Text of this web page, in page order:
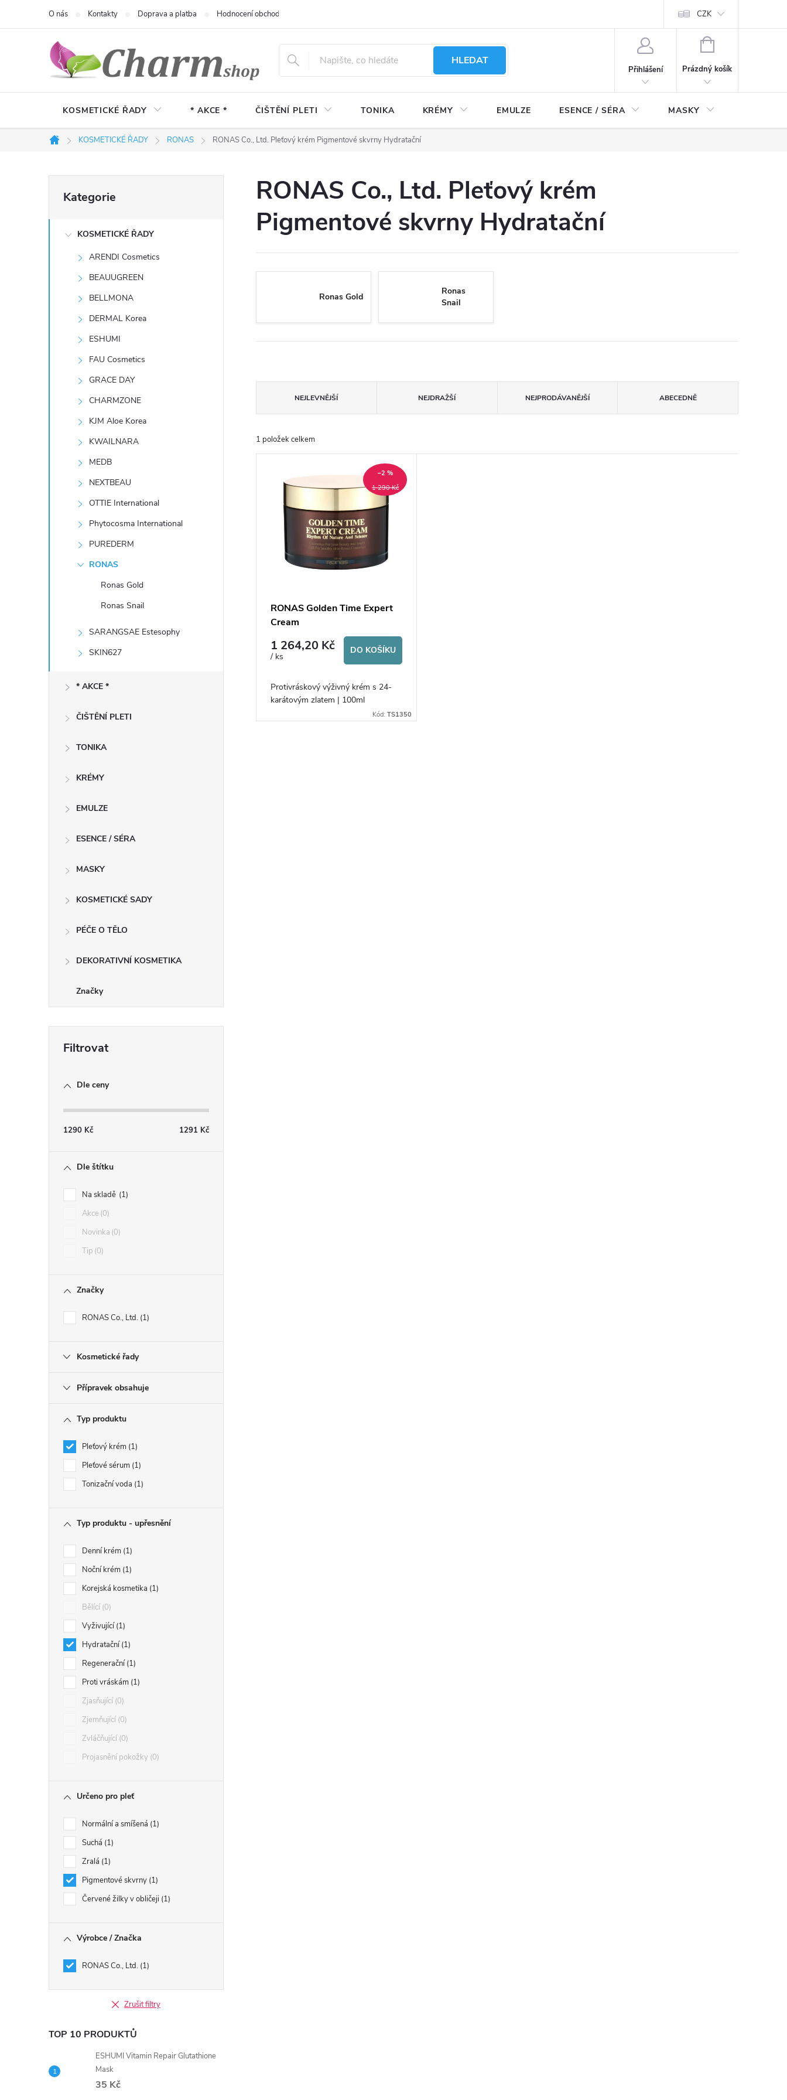
O nás Kontakty Doprava a platba Hodnocení obchodu CZK
HLEDAT
Přihlášení
NÁKUPNÍ
Prázdný košík
KOSMETICKÉ ŘADY * AKCE * ČIŠTĚNÍ PLETI TONIKA KRÉMY EMULZE ESENCE / SÉRA MASKY
Domů
KOSMETICKÉ ŘADY RONAS RONAS Co., Ltd. Pleťový krém Pigmentové skvrny Hydratační
o
kategorie
Kategorie
KOSMETICKÉ ŘADY
ARENDI Cosmetics
BEAUUGREEN
BELLMONA
DERMAL Korea
ESHUMI
FAU Cosmetics
GRACE DAY
CHARMZONE
KJM Aloe Korea
KWAILNARA
MEDB
NEXTBEAU
OTTIE International
Phytocosma International
PUREDERM
RONAS
Ronas Gold
Ronas Snail
SARANGSAE Estesophy
SKIN627
* AKCE *
ČIŠTĚNÍ PLETI
TONIKA
KRÉMY
EMULZE
ESENCE / SÉRA
MASKY
KOSMETICKÉ SADY
PÉČE O TĚLO
DEKORATIVNÍ KOSMETIKA
Značky
Dle ceny
1290 Kč 1291 Kč
Dle štítku
Na skladě 1
Akce 0
Novinka 0
Tip 0
Značky
RONAS Co., Ltd. 1
Kosmetické řady
Přípravek obsahuje
Typ produktu
Pleťový krém 1
Pleťové sérum 1
Tonizační voda 1
Typ produktu - upřesnění
Denní krém 1
Noční krém 1
Korejská kosmetika 1
Bělící 0
Vyživující 1
Hydratační 1
Regenerační 1
Proti vráskám 1
Zjasňující 0
Zjemňující 0
Zvláčňující 0
Projasnění pokožky 0
Určeno pro pleť
Normální a smíšená 1
Suchá 1
Zralá 1
Pigmentové skvrny 1
Červené žilky v obličeji 1
Výrobce / Značka
RONAS Co., Ltd. 1
Zrušit filtry
TOP 10 PRODUKTŮ
ESHUMI Vitamin Repair Glutathione
Mask
35 Kč
RONAS Co., Ltd. Pleťový krém
Pigmentové skvrny Hydratační
Ronas Gold
Ronas
Snail
a
z
k
NEJLEVNĚJŠÍ NEJDRAŽŠÍ NEJPRODÁVANĚJŠÍ ABECEDNĚ
1 položek celkem
u
1 290 Kč
–2 %
RONAS Golden Time Expert
Cream
1 264,20 Kč
/ ks
DO KOŠÍKU
Protivráskový výživný krém s 24-
karátovým zlatem | 100ml
Kód:TS1350